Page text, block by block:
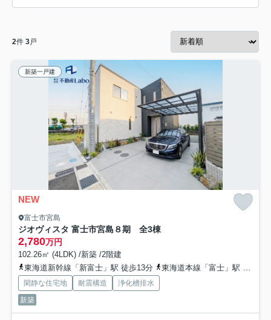
2件 3戸
新築一戸建
NEW
富士市宮島
ジオヴィスタ 富士市宮島８期 全3棟
2,780万円
102.26㎡ (4LDK) /新築 /2階建
東海道新幹線「新富士」駅 徒歩13分
東海道本線「富士」駅 徒歩30分
閑静な住宅地 耐震構造
浄化槽排水
新築